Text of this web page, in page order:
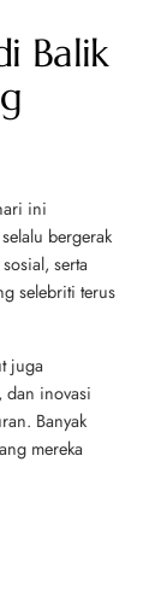
Balik
ini
bergerak
serta
selebriti terus
juga
dan inovasi
Banyak
mereka